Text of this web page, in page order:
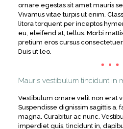
ornare egestas sit amet mauris
Vivamus vitae turpis ut enim.
litora torquent per inceptos
eu, eleifend at, tellus. Morbi
pretium eros cursus
Duis ut leo.
Mauris vestibulum tincidunt in
Vestibulum ornare velit non erat
Suspendisse dignissim sagittis a,
magna. Curabitur ac nunc.
imperdiet quis, tincidunt in,